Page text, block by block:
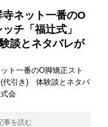
ネット一番のO
チ「福辻式」
談とネタバレが
ト一番のO脚矯正スト
(代引き) 体験談とネタバ
会
事を読む